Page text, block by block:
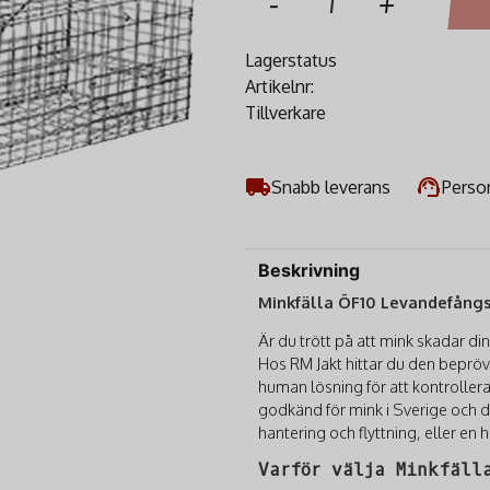
Lagerstatus
Artikelnr:
Tillverkare
Snabb leverans
Beskrivning
Minkfälla ÖF10
Är du trött på att mink skadar
Hos RM Jakt hittar du den
human lösning för att
godkänd för mink i Sverige och
hantering och flyttning, eller en
Varför välja Minkfälla